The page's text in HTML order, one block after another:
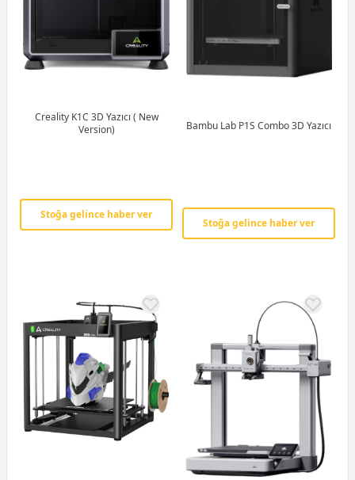
Creality K1C 3D Yazıcı ( New
Version)
Stoğa gelince haber ver
Bambu Lab P1S Combo 3D Yazıcı
Stoğa gelince haber ver